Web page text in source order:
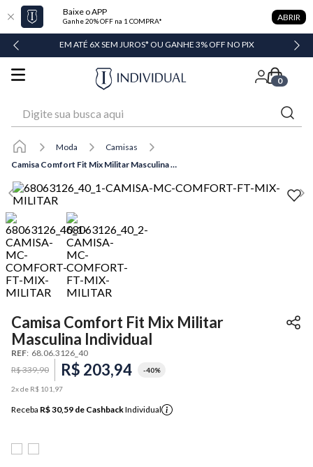
Baixe o APP
Ganhe 20% OFF na 1 COMPRA* ABRIR
EM ATÉ 6X SEM JUROS* OU GANHE 3% OFF NO PIX
0
Moda
Camisas
Camisa Comfort Fit Mix Militar Masculina Individual
Camisa Comfort Fit Mix Militar
Masculina Individual
REF: 68.06.3126_40
R$339,90 R$ 203,94 -40%
2x de R$ 101 97
Receba R$ 30,59 de CashbackIndividual